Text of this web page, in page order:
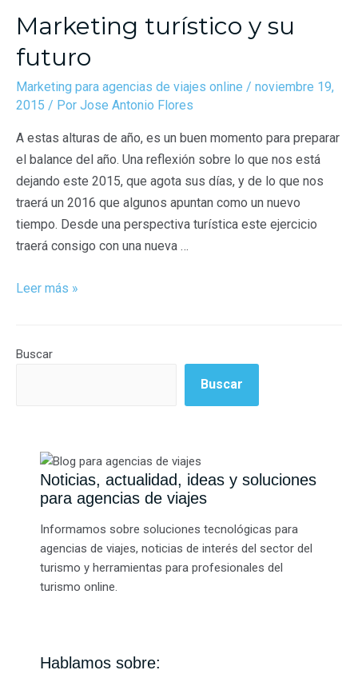
Marketing turístico y su
futuro
Marketing para agencias de viajes online / noviembre 19,
2015 / Por Jose Antonio Flores
A estas alturas de año, es un buen momento para preparar
el balance del año. Una reflexión sobre lo que nos está
dejando este 2015, que agota sus días, y de lo que nos
traerá un 2016 que algunos apuntan como un nuevo
tiempo. Desde una perspectiva turística este ejercicio
traerá consigo con una nueva …
Leer más »
Buscar
Buscar
Noticias, actualidad, ideas y soluciones
para agencias de viajes
Informamos sobre soluciones tecnológicas para
agencias de viajes, noticias de interés del sector del
turismo y herramientas para profesionales del
turismo online.
Hablamos sobre: